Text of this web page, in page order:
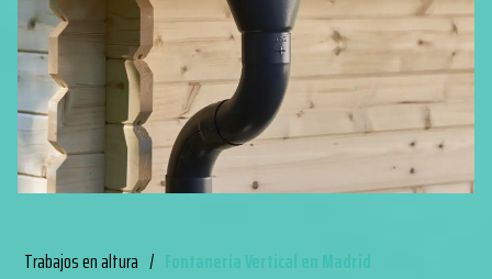
Trabajos en altura / Fontanería Vertical en Madrid